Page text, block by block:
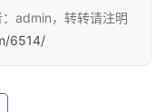
admin，转转请注明
6514/